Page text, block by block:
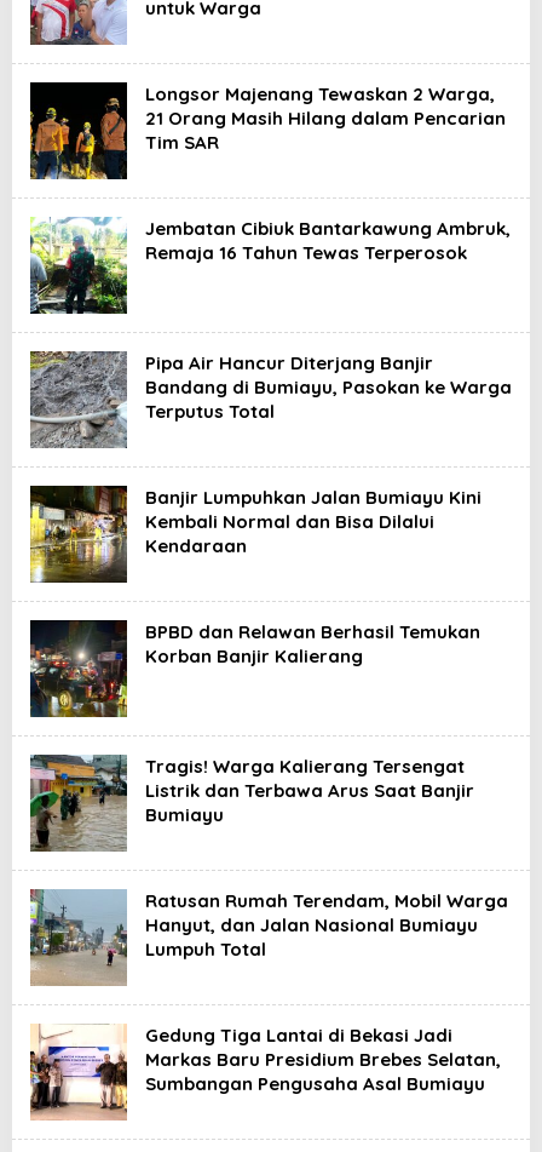
untuk Warga
Longsor Majenang Tewaskan 2 Warga,
21 Orang Masih Hilang dalam Pencarian
Tim SAR
Jembatan Cibiuk Bantarkawung Ambruk,
Remaja 16 Tahun Tewas Terperosok
Pipa Air Hancur Diterjang Banjir
Bandang di Bumiayu, Pasokan ke Warga
Terputus Total
Banjir Lumpuhkan Jalan Bumiayu Kini
Kembali Normal dan Bisa Dilalui
Kendaraan
BPBD dan Relawan Berhasil Temukan
Korban Banjir Kalierang
Tragis! Warga Kalierang Tersengat
Listrik dan Terbawa Arus Saat Banjir
Bumiayu
Ratusan Rumah Terendam, Mobil Warga
Hanyut, dan Jalan Nasional Bumiayu
Lumpuh Total
Gedung Tiga Lantai di Bekasi Jadi
Markas Baru Presidium Brebes Selatan,
Sumbangan Pengusaha Asal Bumiayu